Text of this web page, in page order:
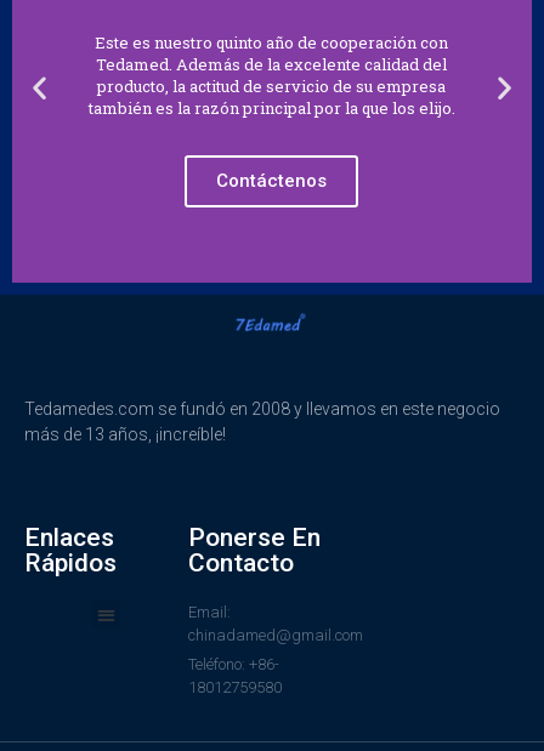
Este es nuestro quinto año de cooperación con
Tedamed. Además de la excelente calidad del
producto, la actitud de servicio de su empresa
también es la razón principal por la que los elijo.
Contáctenos
Tedamedes.com se fundó en 2008 y llevamos en este negocio
más de 13 años, ¡increíble!
Enlaces
Rápidos
Ponerse En
Contacto
Email:
chinadamed@gmail.com
Teléfono: +86-
18012759580